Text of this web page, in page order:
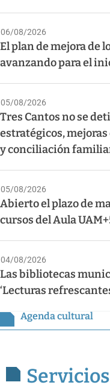
06/08/2026
El plan de mejora de
avanzando para el
05/08/2026
Tres Cantos no se
estratégicos,
y conciliación
05/08/2026
Abierto el plazo de
cursos del Aula
04/08/2026
Las bibliotecas
‘Lecturas
Agenda cultural
Servicios